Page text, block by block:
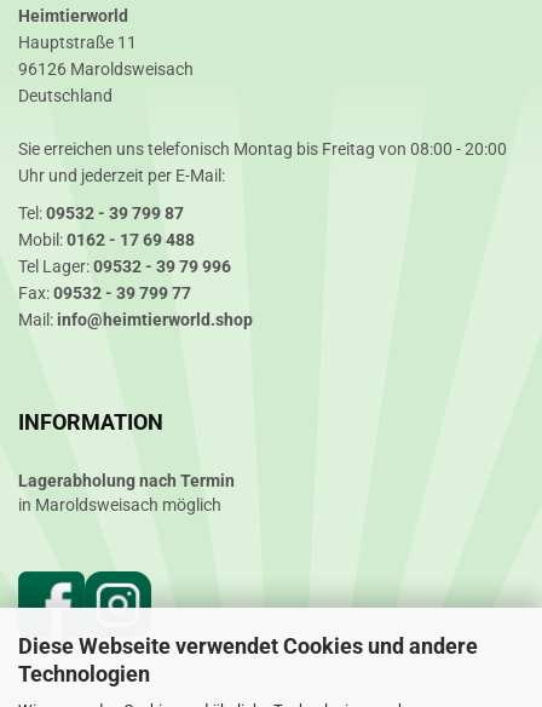
Diese Webseite verwendet Cookies und andere
Technologien
Heimtierworld
Hauptstraße 11
96126 Maroldsweisach
Deutschland
Sie erreichen uns telefonisch Montag bis Freitag von 08:00 - 20:00
Uhr und jederzeit per E-Mail:
Tel:09532 - 39 799 87
Mobil:0162 - 17 69 488
Tel Lager:09532 - 39 79 996
Fax:09532 - 39 799 77
Mail: info@heimtierworld.shop
INFORMATION
Lagerabholung nach Termin
in Maroldsweisach möglich